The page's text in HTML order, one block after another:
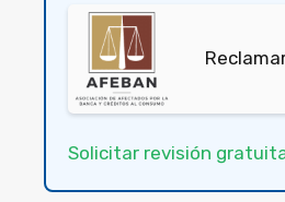
Solicitar revisión